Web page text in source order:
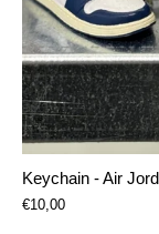
Keychain - Air
€10,00